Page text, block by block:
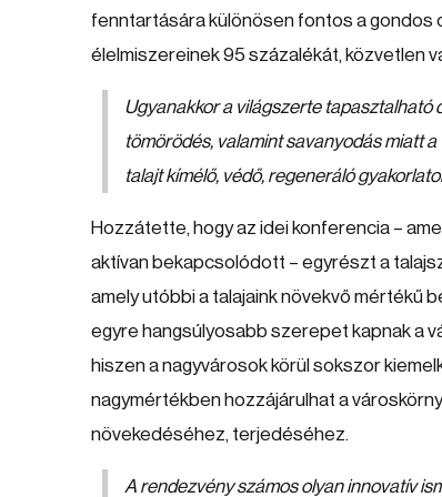
fenntartására különösen fontos a gondos
élelmiszereinek 95 százalékát, közvetlen
Ugyanakkor a világszerte tapasztalható
tömörödés, valamint savanyodás miatt
talajt kímélő, védő, regeneráló
Hozzátette, hogy az idei konferencia –
aktívan bekapcsolódott – egyrészt a
amely utóbbi a talajaink növekvő mértékű
egyre hangsúlyosabb szerepet kapnak a
hiszen a nagyvárosok körül sokszor
nagymértékben hozzájárulhat a
növekedéséhez, terjedéséhez.
A rendezvény számos olyan innovatív